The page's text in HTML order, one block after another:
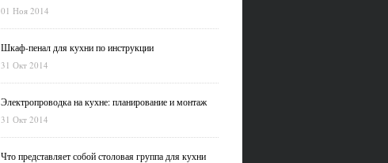
01 Ноя 2014
Шкаф-пенал для кухни по инструкции
31 Окт 2014
Электропроводка на кухне: планирование и монтаж
31 Окт 2014
Что представляет собой столовая группа для кухни